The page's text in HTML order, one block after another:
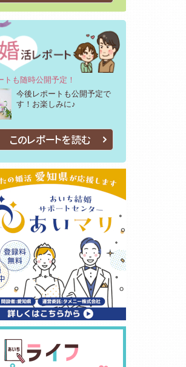
トも随時公開予定！
今後レポートも公開予定で
す！お楽しみに♪
このレポートを読む